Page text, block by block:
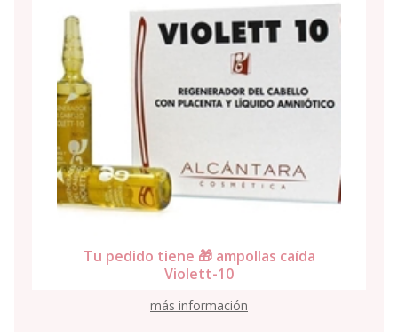
Tu pedido tiene 🎁 ampollas caída
Violett-10
más información